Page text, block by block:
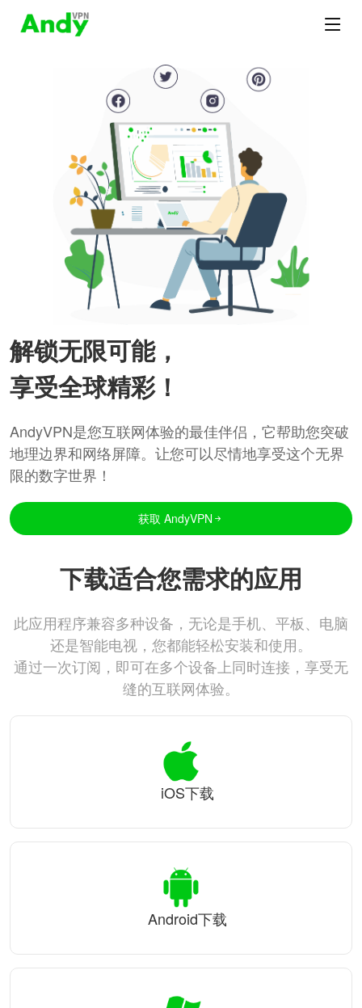
解锁无限可能，
享受全球精彩！
AndyVPN是您互联网体验的最佳伴侣，它帮助您突破
地理边界和网络屏障。让您可以尽情地享受这个无界
限的数字世界！
获取 AndyVPN
下载适合您需求的应用
此应用程序兼容多种设备，无论是手机、平板、电脑
还是智能电视，您都能轻松安装和使用。
通过一次订阅，即可在多个设备上同时连接，享受无
缝的互联网体验。
iOS下载
Android下载